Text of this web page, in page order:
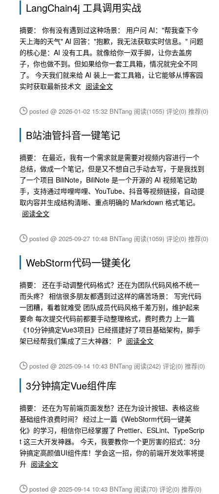
LangChain4j 工具调用实战
摘要： 你有没有遇到过这种场景： 用户问 AI："帮我查下今
天上海的天气" AI 回答："抱歉，我无法获取实时信息。" 问题
的核心是：AI 没有工具。就像给你一双手脚，让你去盖房
子，你也做不到。但如果给你一套工具箱，情况就完全不同
了。 今天我们就来给 AI 装上一套工具箱，让它能够从博客园
实时获取最新技术文 阅读全文
posted @ 2026-01-02 15:32 BNTang 阅读(1055) 评论(0) 推荐(0)
B站油管抖音一键笔记
摘要： 在最近，我有一个需求就是需要对视频内容进行一个
总结，做成一个笔记，但是又不想自己手动去写，于是我找到
了一个项目 BiliNote，BiliNote 是一个开源的 AI 视频笔记助
手，支持通过哔哩哔哩、YouTube、抖音等视频链接，自动提
取内容并生成结构清晰、重点明确的 Markdown 格式笔记。
阅读全文
posted @ 2025-09-27 10:48 BNTang 阅读(1059) 评论(0) 推荐(0)
WebStorm代码一键美化
摘要： 还在手动调整代码格式？还在为团队代码风格不统一
而头疼？ 相信很多朋友都遇到过这样的痛苦场景： 写完代码
一团糟，看着就难受 团队成员代码风格千差万别，维护起来
要命 每次提交代码前都要手动整理格式，费时费力 上一篇
《10分钟搞定Vue3项目》已经搭建好了项目基础架构，脚手
架已经帮我们集成了三大神器： P 阅读全文
posted @ 2025-09-14 10:43 BNTang 阅读(242) 评论(0) 推荐(0)
3分钟搞定Vue组件库
摘要： 还在为写前端页面发愁？还在为设计按钮、表格这些
基础组件浪费时间？ 经过上一篇《WebStorm代码一键美
化》的学习，相信你已经掌握了 Prettier、ESLint、TypeScrip
t 这三大开发神器。 今天，我要教你一个更厉害的招式：3分
钟搞定高颜值UI组件库！学会这一招，你的前端开发效率将提
升 阅读全文
posted @ 2025-09-14 10:43 BNTang 阅读(70) 评论(0) 推荐(0)